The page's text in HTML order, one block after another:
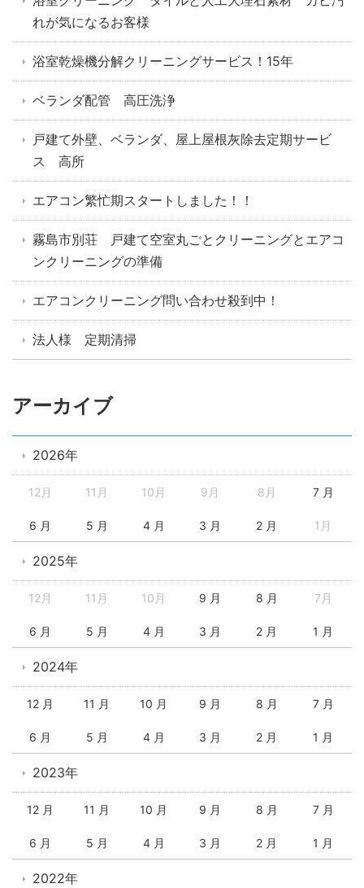
れが気になるお客様
浴室乾燥機分解クリーニングサービス！15年
ベランダ配管 高圧洗浄
戸建て外壁、ベランダ、屋上屋根灰除去定期サービ
ス 高所
エアコン繁忙期スタートしました！！
霧島市別荘 戸建て空室丸ごとクリーニングとエアコ
ンクリーニングの準備
エアコンクリーニング問い合わせ殺到中！
法人様 定期清掃
アーカイブ
2026年
12月 11月 10月 9月 8月 7 月
6 月 5 月 4 月 3 月 2 月 1月
2025年
12月 11月 10月 9 月 8 月 7月
6 月 5 月 4 月 3 月 2 月 1 月
2024年
12 月 11 月 10 月 9 月 8 月 7 月
6 月 5 月 4 月 3 月 2 月 1 月
2023年
12 月 11 月 10 月 9 月 8 月 7 月
6 月 5 月 4 月 3 月 2 月 1 月
2022年